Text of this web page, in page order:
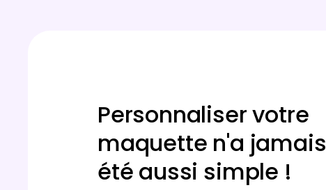
Personnaliser votre
maquette n'a jamais
été aussi simple !